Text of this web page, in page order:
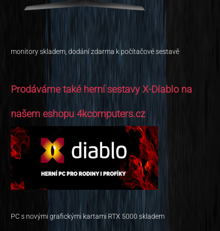
monitory skladem, dodání zdarma k počítačové sestavě
Prodáváme také herní sestavy X-Diablo na
našem eshopu 4kcomputers.cz
PC s novými grafickými kartami RTX 5000 skladem